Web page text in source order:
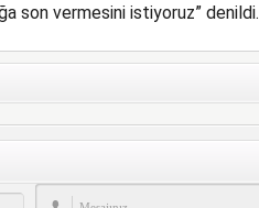
son vermesini istiyoruz” denildi.